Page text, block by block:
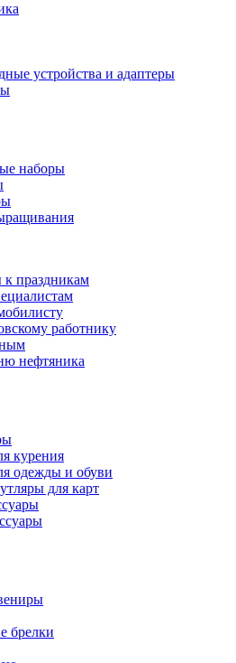
устройства и адаптеры
наборы
праздникам
работнику
нефтяника
курения
одежды и обуви
для карт
брелки